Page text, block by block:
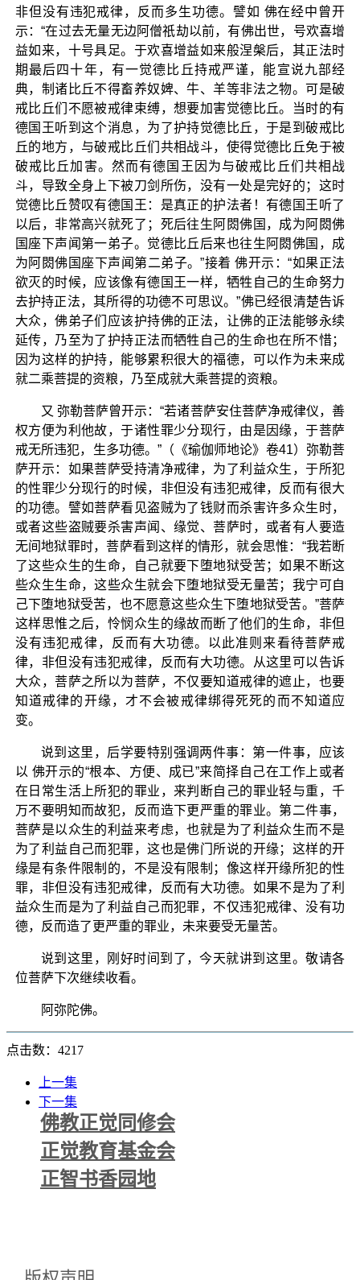
非但没有违犯戒律，反而多生功德。譬如 佛在经中曾开
示：“在过去无量无边阿僧祇劫以前，有佛出世，号欢喜增
益如来，十号具足。于欢喜增益如来般涅槃后，其正法时
期最后四十年，有一觉德比丘持戒严谨，能宣说九部经
典，制诸比丘不得畜养奴婢、牛、羊等非法之物。可是破
戒比丘们不愿被戒律束缚，想要加害觉德比丘。当时的有
德国王听到这个消息，为了护持觉德比丘，于是到破戒比
丘的地方，与破戒比丘们共相战斗，使得觉德比丘免于被
破戒比丘加害。然而有德国王因为与破戒比丘们共相战
斗，导致全身上下被刀剑所伤，没有一处是完好的；这时
觉德比丘赞叹有德国王：是真正的护法者！有德国王听了
以后，非常高兴就死了；死后往生阿閦佛国，成为阿閦佛
国座下声闻第一弟子。觉德比丘后来也往生阿閦佛国，成
为阿閦佛国座下声闻第二弟子。”接着 佛开示：“如果正法
欲灭的时候，应该像有德国王一样，牺牲自己的生命努力
去护持正法，其所得的功德不可思议。”佛已经很清楚告诉
大众，佛弟子们应该护持佛的正法，让佛的正法能够永续
延传，乃至为了护持正法而牺牲自己的生命也在所不惜；
因为这样的护持，能够累积很大的福德，可以作为未来成
就二乘菩提的资粮，乃至成就大乘菩提的资粮。
又 弥勒菩萨曾开示：“若诸菩萨安住菩萨净戒律仪，善
权方便为利他故，于诸性罪少分现行，由是因缘，于菩萨
戒无所违犯，生多功德。”（《瑜伽师地论》卷41）弥勒菩
萨开示：如果菩萨受持清净戒律，为了利益众生，于所犯
的性罪少分现行的时候，非但没有违犯戒律，反而有很大
的功德。譬如菩萨看见盗贼为了钱财而杀害许多众生时，
或者这些盗贼要杀害声闻、缘觉、菩萨时，或者有人要造
无间地狱罪时，菩萨看到这样的情形，就会思惟：“我若断
了这些众生的生命，自己就要下堕地狱受苦；如果不断这
些众生生命，这些众生就会下堕地狱受无量苦；我宁可自
己下堕地狱受苦，也不愿意这些众生下堕地狱受苦。”菩萨
这样思惟之后，怜悯众生的缘故而断了他们的生命，非但
没有违犯戒律，反而有大功德。以此准则来看待菩萨戒
律，非但没有违犯戒律，反而有大功德。从这里可以告诉
大众，菩萨之所以为菩萨，不仅要知道戒律的遮止，也要
知道戒律的开缘，才不会被戒律绑得死死的而不知道应
变。
说到这里，后学要特别强调两件事：第一件事，应该
以 佛开示的“根本、方便、成已”来简择自己在工作上或者
在日常生活上所犯的罪业，来判断自己的罪业轻与重，千
万不要明知而故犯，反而造下更严重的罪业。第二件事，
菩萨是以众生的利益来考虑，也就是为了利益众生而不是
为了利益自己而犯罪，这也是佛门所说的开缘；这样的开
缘是有条件限制的，不是没有限制；像这样开缘所犯的性
罪，非但没有违犯戒律，反而有大功德。如果不是为了利
益众生而是为了利益自己而犯罪，不仅违犯戒律、没有功
德，反而造了更严重的罪业，未来要受无量苦。
说到这里，刚好时间到了，今天就讲到这里。敬请各
位菩萨下次继续收看。
阿弥陀佛。
点击数：4217
上一集
下一集
佛教正觉同修会
正觉教育基金会
正智书香园地